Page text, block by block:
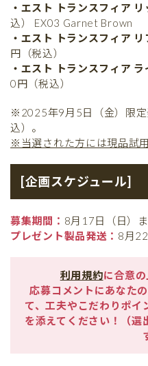
・エスト トランスフィア
込） EX03 Garnet Brown
・エスト トランスフィア
円（税込）
・エスト トランスフィア
0円（税込）
※2025年9月5日（金）限定
込）。
※当選された方には現品試
[企画スケジュール]
募集期間： 8月17日（日）
プレゼント製品発送： 8月
利用規約に合意の
応募コメントにあなた
て、工夫やこだわりポイ
を添えてください！（選